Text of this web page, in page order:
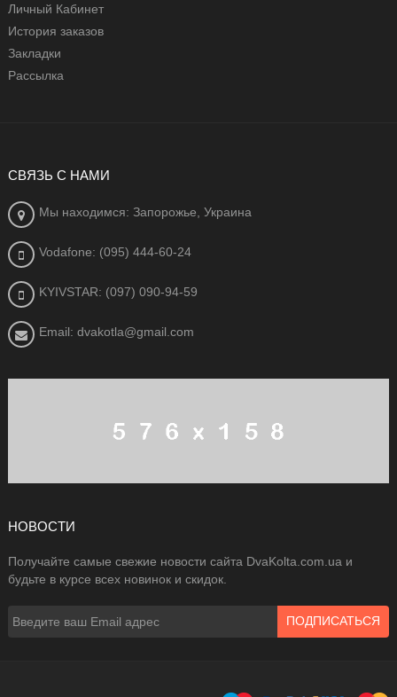
Личный Кабинет
История заказов
Закладки
Рассылка
СВЯЗЬ С НАМИ
Мы находимся: Запорожье, Украина
Vodafone: (095) 444-60-24
KYIVSTAR: (097) 090-94-59
Email: dvakotla@gmail.com
НОВОСТИ
Получайте самые свежие новости сайта DvaKolta.com.ua и
будьте в курсе всех новинок и скидок.
ПОДПИСАТЬСЯ